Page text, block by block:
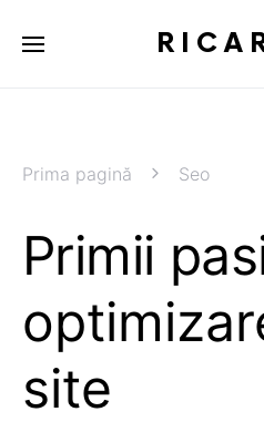
Prima pagină Seo
Primii
site